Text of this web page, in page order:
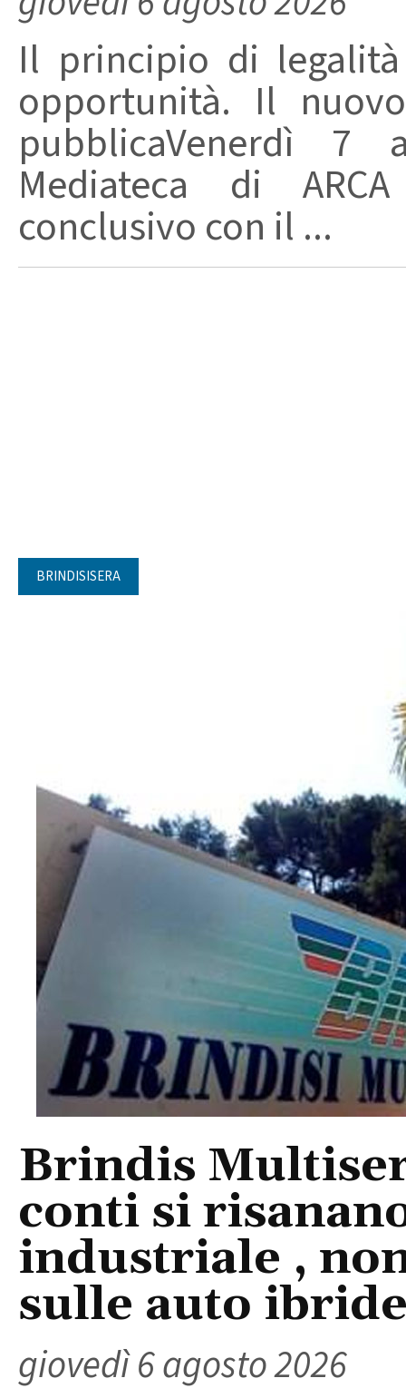
Il principio di
opportunità. Il
pubblicaVenerdì 7
Mediateca di
conclusivo con il ...
BRINDISISERA
Brindis
conti si
industriale ,
sulle auto
giovedì 6 agosto 2026